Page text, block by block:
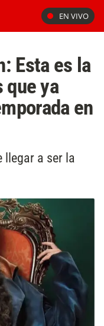
EN VIVO
Esta es la
que ya
en
llegar a ser la